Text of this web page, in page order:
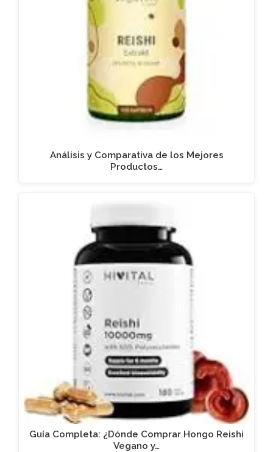
Análisis y Comparativa de los Mejores
Productos…
Guía Completa: ¿Dónde Comprar Hongo Reishi
Vegano y…